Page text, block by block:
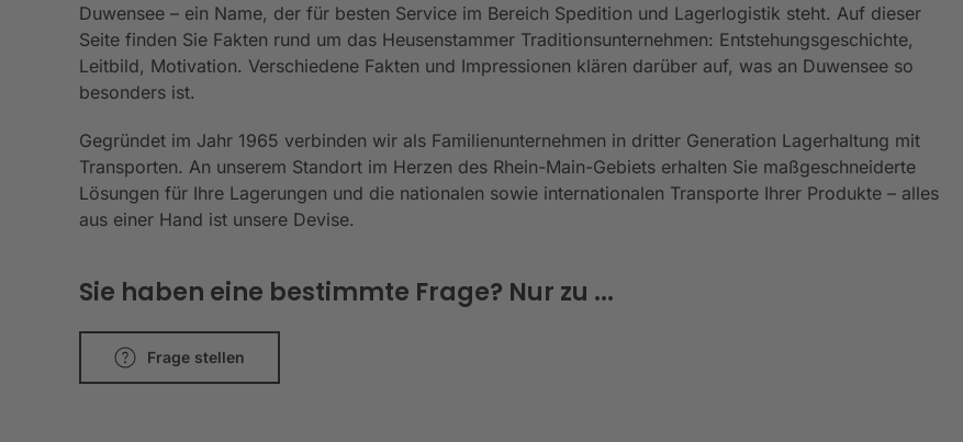
Duwensee – ein Name, der für besten Service im Bereich Spedition und Lagerlogistik steht. Auf dieser
Seite finden Sie Fakten rund um das Heusenstammer Traditionsunternehmen: Entstehungsgeschichte,
Leitbild, Motivation. Verschiedene Fakten und Impressionen klären darüber auf, was an Duwensee so
besonders ist.
Gegründet im Jahr 1965 verbinden wir als Familienunternehmen in dritter Generation Lagerhaltung mit
Transporten. An unserem Standort im Herzen des Rhein-Main-Gebiets erhalten Sie maßgeschneiderte
Lösungen für Ihre Lagerungen und die nationalen sowie internationalen Transporte Ihrer Produkte – alles
aus einer Hand ist unsere Devise.
Sie haben eine bestimmte Frage? Nur zu ...
Frage stellen